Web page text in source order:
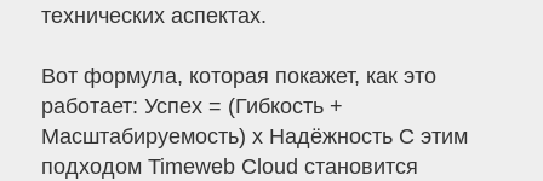
технических аспектах.
Вот формула, которая покажет, как это
работает: Успех = (Гибкость +
Масштабируемость) x Надёжность С этим
подходом Timeweb Cloud становится